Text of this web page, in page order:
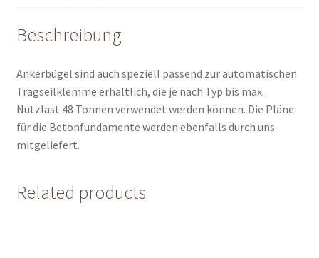
Beschreibung
Ankerbügel sind auch speziell passend zur automatischen
Tragseilklemme erhältlich, die je nach Typ bis max.
Nutzlast 48 Tonnen verwendet werden können. Die Pläne
für die Betonfundamente werden ebenfalls durch uns
mitgeliefert.
Related products